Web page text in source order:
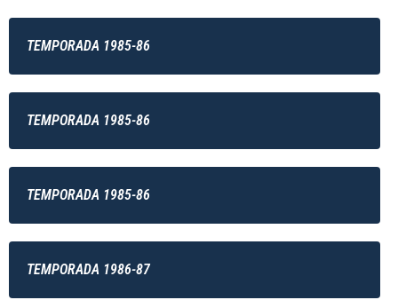
TEMPORADA 1985-86
TEMPORADA 1985-86
TEMPORADA 1985-86
TEMPORADA 1986-87